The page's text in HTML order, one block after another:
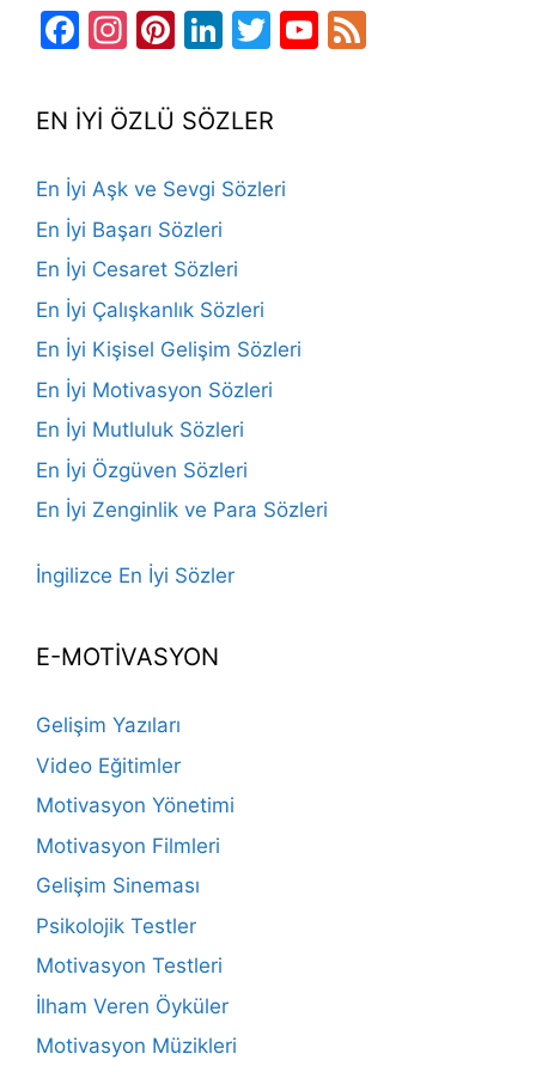
Facebook
Instagram
Pinterest
LinkedIn
TwitterYouTube
EN İYİ ÖZLÜ SÖZLER
En İyi Aşk ve Sevgi Sözleri
En İyi Başarı Sözleri
En İyi Cesaret Sözleri
En İyi Çalışkanlık Sözleri
En İyi Kişisel Gelişim Sözleri
En İyi Motivasyon Sözleri
En İyi Mutluluk Sözleri
En İyi Özgüven Sözleri
En İyi Zenginlik ve Para Sözleri
İngilizce En İyi Sözler
E-MOTİVASYON
Gelişim Yazıları
Video Eğitimler
Motivasyon Yönetimi
Motivasyon Filmleri
Gelişim Sineması
Psikolojik Testler
Motivasyon Testleri
İlham Veren Öyküler
Motivasyon Müzikleri